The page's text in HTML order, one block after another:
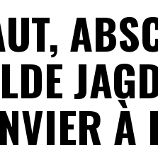
À